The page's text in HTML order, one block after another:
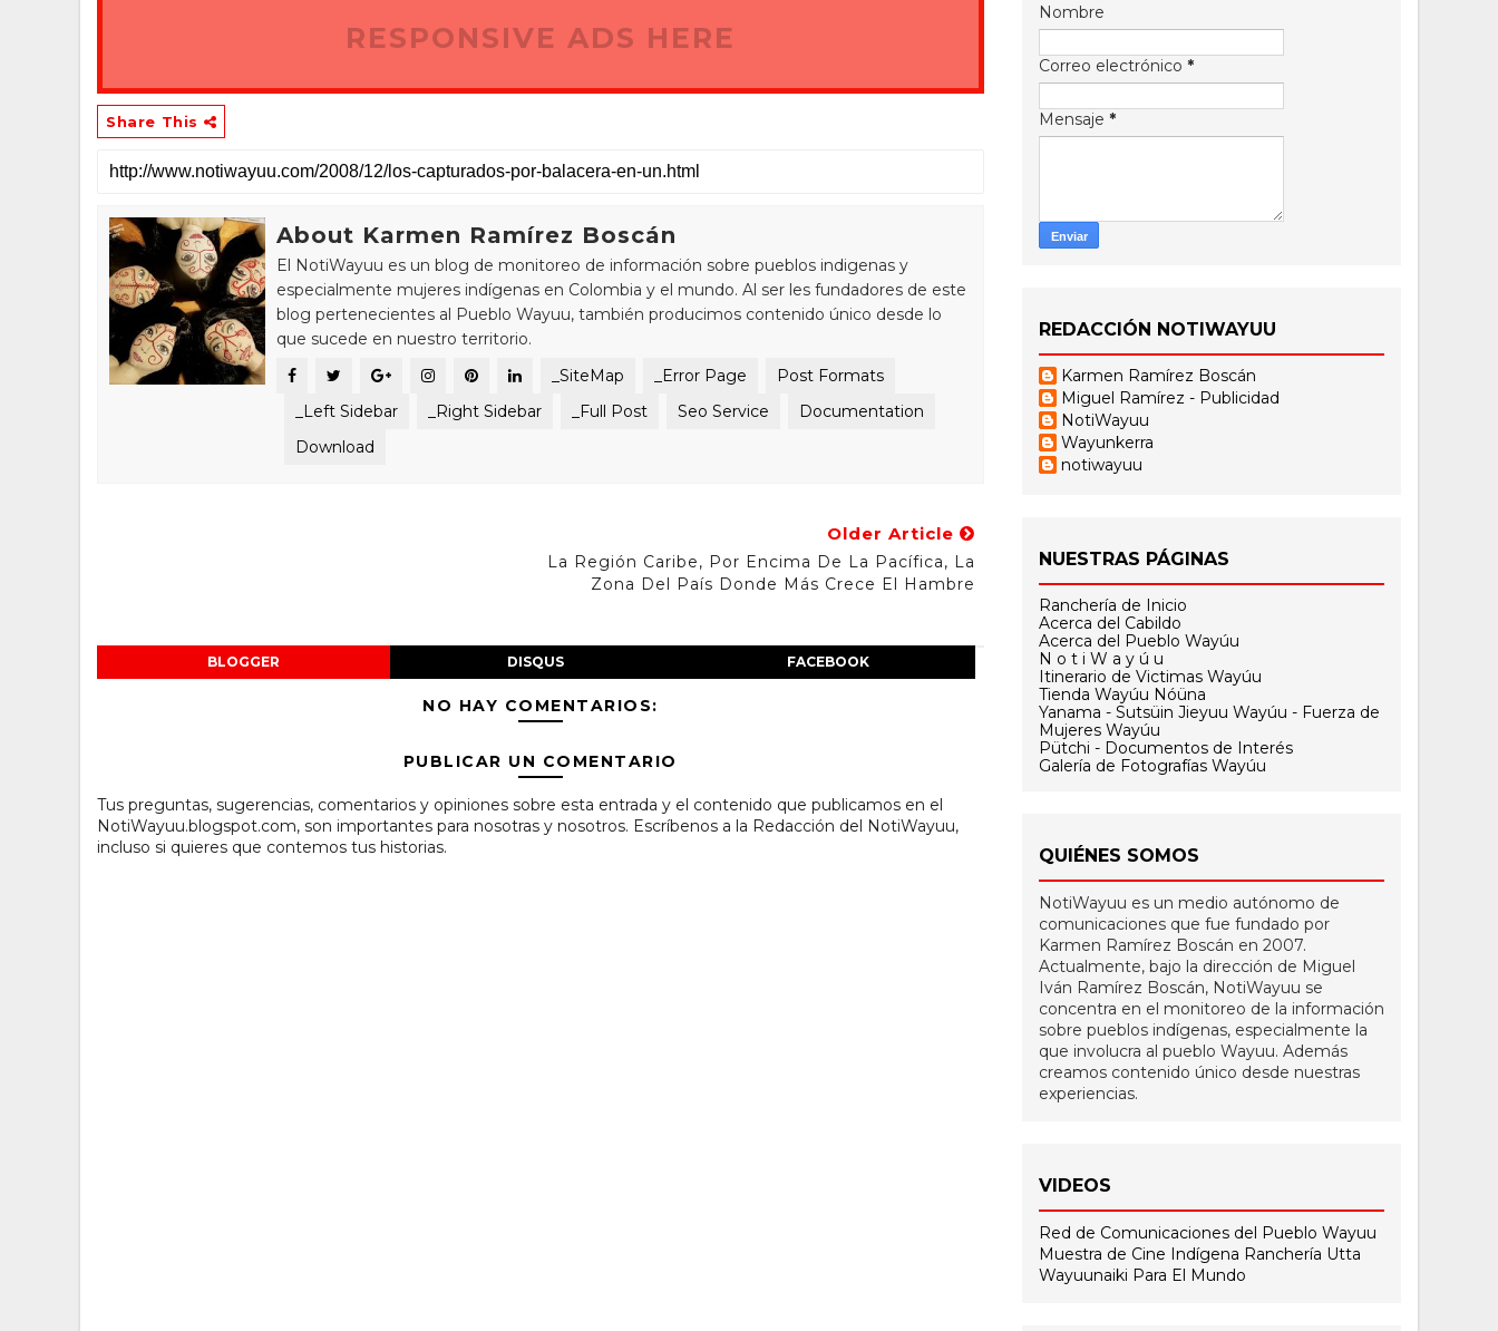
RESPONSIVE ADS HERE
Share This
About Karmen Ramírez Boscán
El NotiWayuu es un blog de monitoreo de información sobre pueblos indigenas y
especialmente mujeres indígenas en Colombia y el mundo. Al ser les fundadores de este
blog pertenecientes al Pueblo Wayuu, también producimos contenido único desde lo
que sucede en nuestro territorio.
_SiteMap
_Error Page
Post Formats
_Left Sidebar
_Right Sidebar _Full Post Seo Service
Documentation
Download
Older Article
La Región Caribe, Por Encima De La Pacífica, La
Zona Del País Donde Más Crece El Hambre
BLOGGER DISQUS FACEBOOK
NO HAY COMENTARIOS:
PUBLICAR UN COMENTARIO
Tus preguntas, sugerencias, comentarios y opiniones sobre esta entrada y el contenido que publicamos en el
NotiWayuu.blogspot.com, son importantes para nosotras y nosotros. Escríbenos a la Redacción del NotiWayuu,
incluso si quieres que contemos tus historias.
Nombre
Correo electrónico *
Mensaje *
REDACCIÓN NOTIWAYUU
Karmen Ramírez Boscán
Miguel Ramírez - Publicidad
NotiWayuu
Wayunkerra
notiwayuu
NUESTRAS PÁGINAS
Ranchería de Inicio
Acerca del Cabildo
Acerca del Pueblo Wayúu
N o t i W a y ú u
Itinerario de Victimas Wayúu
Tienda Wayúu Nóüna
Yanama - Sutsüin Jieyuu Wayúu - Fuerza de
Mujeres Wayúu
Pütchi - Documentos de Interés
Galería de Fotografías Wayúu
QUIÉNES SOMOS
NotiWayuu es un medio autónomo de
comunicaciones que fue fundado por
Karmen Ramírez Boscán en 2007.
Actualmente, bajo la dirección de Miguel
Iván Ramírez Boscán, NotiWayuu se
concentra en el monitoreo de la información
sobre pueblos indígenas, especialmente la
que involucra al pueblo Wayuu. Además
creamos contenido único desde nuestras
experiencias.
VIDEOS
Red de Comunicaciones del Pueblo Wayuu
Muestra de Cine Indígena Ranchería Utta
Wayuunaiki Para El Mundo